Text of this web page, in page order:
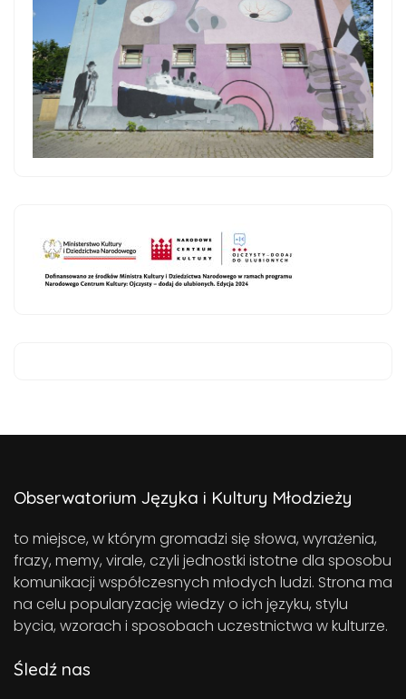
Obserwatorium Języka i Kultury Młodzieży
to miejsce, w którym gromadzi się słowa, wyrażenia,
frazy, memy, virale, czyli jednostki istotne dla sposobu
komunikacji współczesnych młodych ludzi. Strona ma
na celu popularyzację wiedzy o ich języku, stylu
bycia, wzorach i sposobach uczestnictwa w kulturze.
Śledź nas